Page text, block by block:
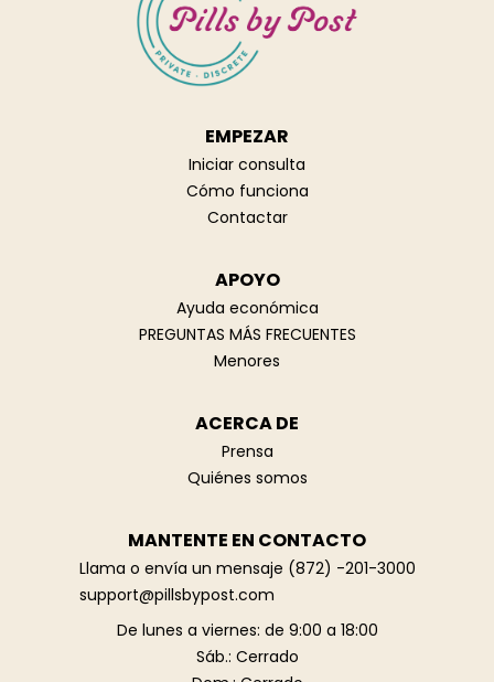
EMPEZAR
Iniciar consulta
Cómo funciona
Contactar
APOYO
Ayuda económica
PREGUNTAS MÁS FRECUENTES
Menores
ACERCA DE
Prensa
Quiénes somos
MANTENTE EN CONTACTO
Llama o envía un mensaje (872) -201-3000
support@pillsbypost.com‍
De lunes a viernes: de 9:00 a 18:00
Sáb.: Cerrado